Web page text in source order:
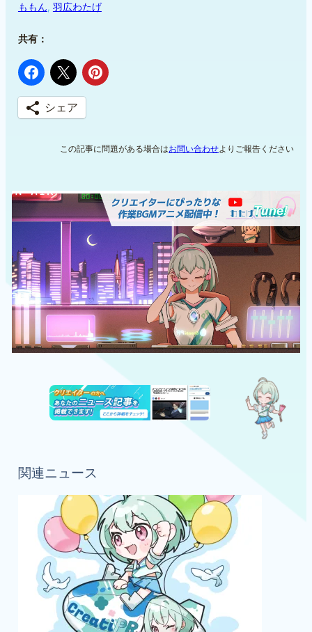
ももん, 羽広わたげ
共有：
シェア
この記事に問題がある場合はお問い合わせよりご報告ください
関連ニュース